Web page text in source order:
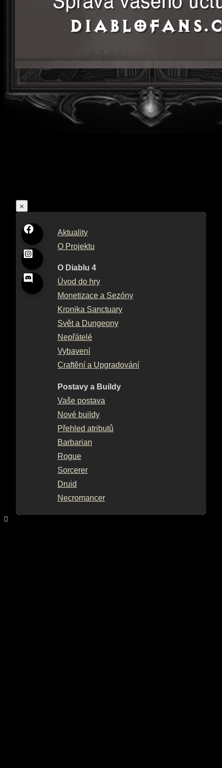
Aktuality
O Projektu
O Diablu 4
Úvod do hry
Monetizace a Sezóny
Kronika Sanctuary
Svět a Dungeony
Nepřátelé
Vybavení
Craftění a Upgradování
Postavy a Buildy
Vaše postava
Nové buildy
Přehled atributů
Barbarian
Rogue
Sorcerer
Druid
Necromancer